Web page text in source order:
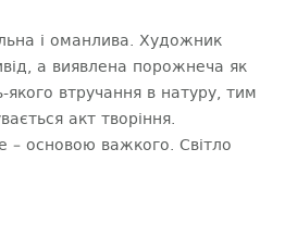
і оманлива. Художник
а виявлена порожнеча як
втручання в натуру, тим
акт творіння.
– основою важкого. Світло